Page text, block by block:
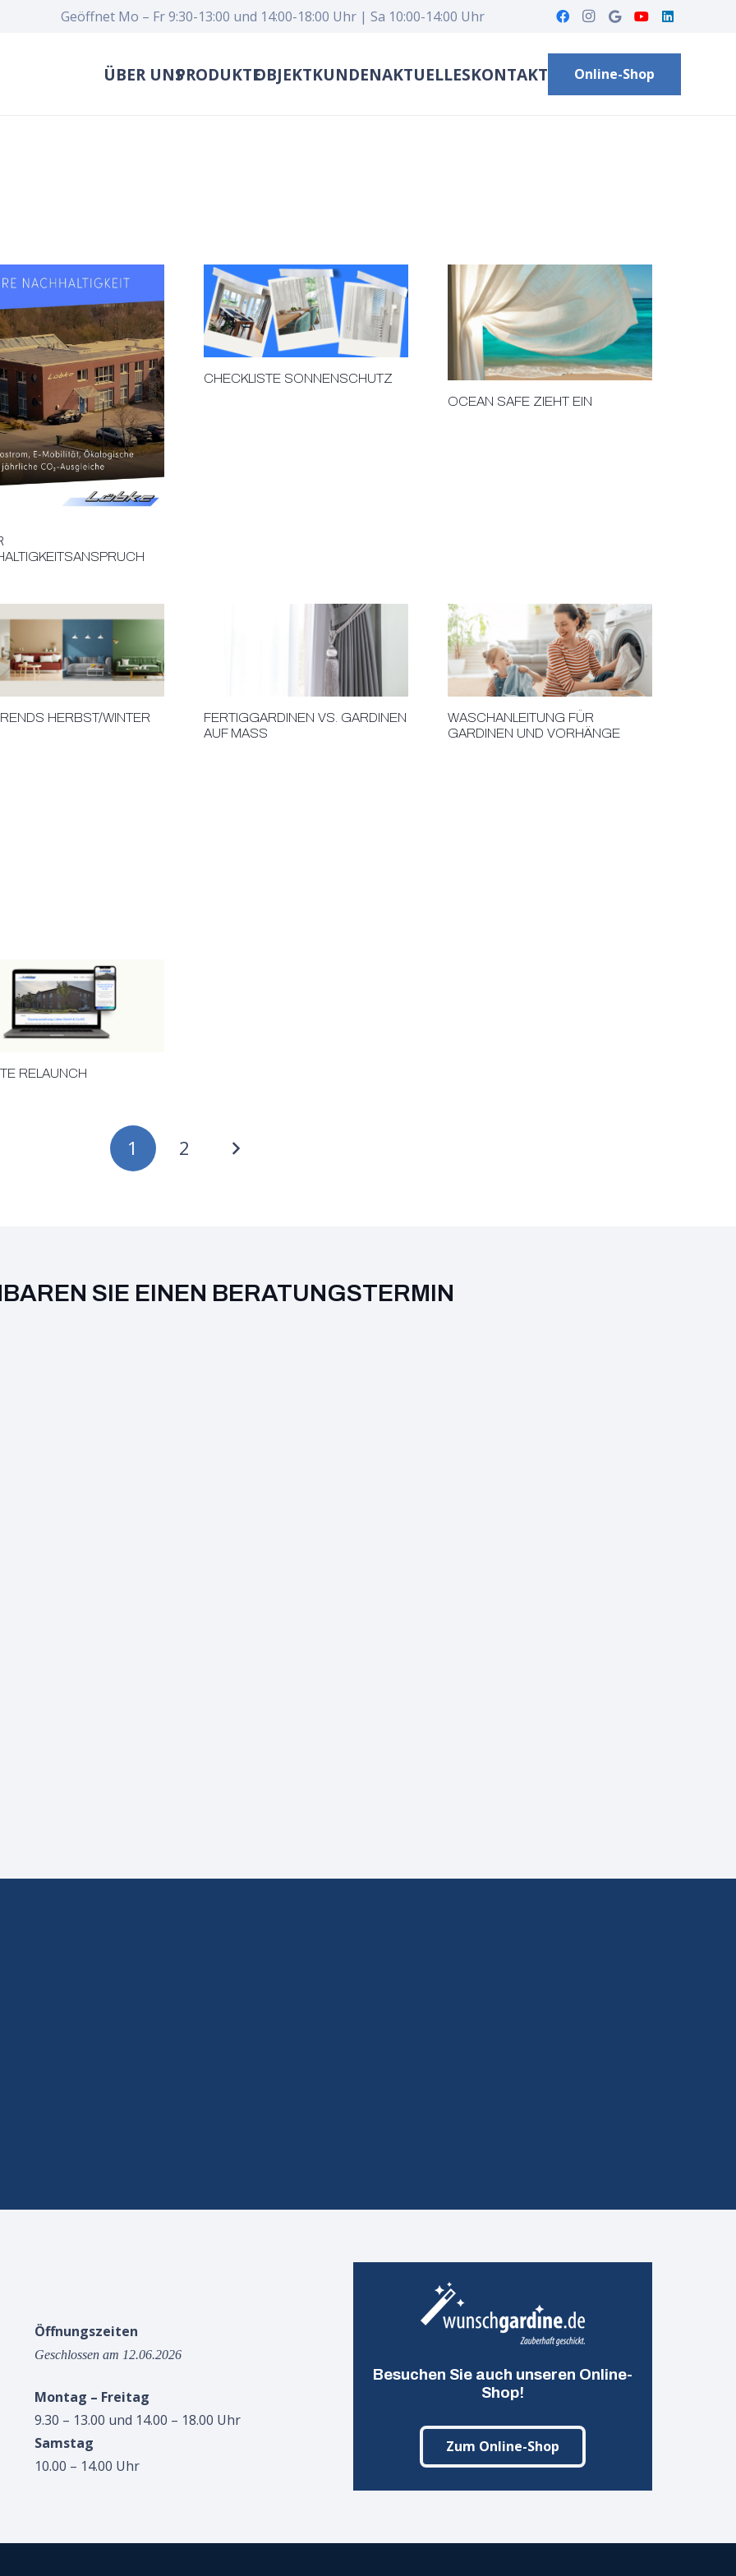
Geöffnet Mo – Fr 9:30-13:00 und 14:00-18:00 Uhr | Sa 10:00-14:00 Uhr
ÜBER UNSPRODUKTEOBJEKTKUNDENAKTUELLESKONTAKT Online-Shop
CHECKLISTE SONNENSCHUTZ
OCEAN SAFE ZIEHT EIN
HERBST/WINTER
FERTIGGARDINEN VS. GARDINEN
AUF MASS
WASCHANLEITUNG FÜR
GARDINEN UND VORHÄNGE
RELAUNCH
1 2
SIE EINEN BERATUNGSTERMIN
Öffnungszeiten
Geschlossen am 12.06.2026
Montag – Freitag
9.30 – 13.00 und 14.00 – 18.00 Uhr
Samstag
10.00 – 14.00 Uhr
Besuchen Sie auch unseren Online-
Shop!
Zum Online-Shop